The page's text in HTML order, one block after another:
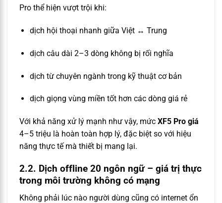
Pro thể hiện vượt trội khi:
dịch hội thoại nhanh giữa Việt ↔ Trung
dịch câu dài 2–3 dòng không bị rối nghĩa
dịch từ chuyên ngành trong kỹ thuật cơ bản
dịch giọng vùng miền tốt hơn các dòng giá rẻ
Với khả năng xử lý mạnh như vậy, mức XF5 Pro giá
4–5 triệu là hoàn toàn hợp lý, đặc biệt so với hiệu
năng thực tế mà thiết bị mang lại.
2.2. Dịch offline 20 ngôn ngữ – giá trị thực
trong môi trường không có mạng
Không phải lúc nào người dùng cũng có internet ổn